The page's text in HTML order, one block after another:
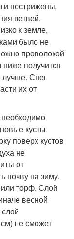
пострижены,
ветвей.
к земле,
было не
проволокой
получится
лучше. Снег
их от
необходимо
кусты
поверх кустов
не
от
почву на зиму.
или торф. Слой
весной
не сможет